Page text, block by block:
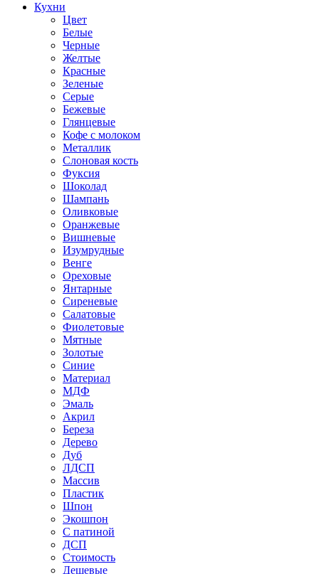
Кухни
Цвет
Белые
Черные
Желтые
Красные
Зеленые
Серые
Бежевые
Глянцевые
Кофе с молоком
Металлик
Слоновая кость
Фуксия
Шоколад
Шампань
Оливковые
Оранжевые
Вишневые
Изумрудные
Венге
Ореховые
Янтарные
Сиреневые
Салатовые
Фиолетовые
Мятные
Золотые
Синие
Материал
МДФ
Эмаль
Акрил
Береза
Дерево
Дуб
ЛДСП
Массив
Пластик
Шпон
Экошпон
С патиной
ДСП
Стоимость
Дешевые